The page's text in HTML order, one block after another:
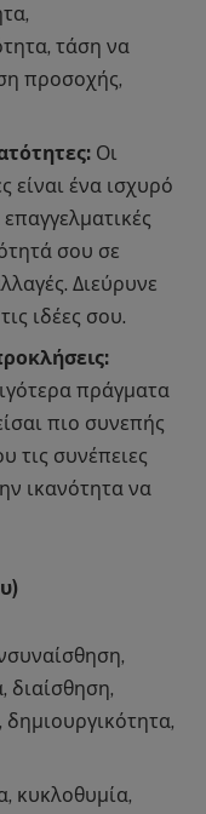
τάση να
προσοχής,
Οι
είναι ένα ισχυρό
σου σε
Διεύρυνε
ιδέες σου.
πράγματα
πιο συνεπής
τις συνέπειες
ικανότητα να
διαίσθηση,
δημιουργικότητα,
κυκλοθυμία,